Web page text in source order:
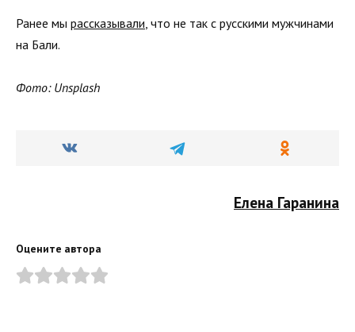
Ранее мы рассказывали , что не так с русскими мужчинами
на Бали.
Фото: Unsplash
Елена Гаранина
Оцените автора